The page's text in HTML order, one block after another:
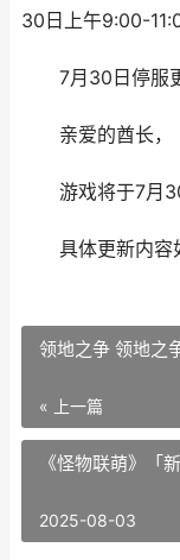
30日上午9:00-
7月30日停服
亲爱的酋长，
游戏将于7月30
具体更新内容
领地之争 领地之
« 上一篇
《怪物联萌》「
2025-08-03